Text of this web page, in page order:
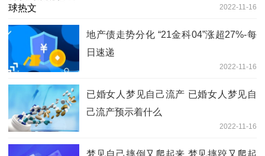
2022-11-16
地产债走势分化 “21金科04”涨超27%-每
日速递
2022-11-16
已婚女人梦见自己流产 已婚女人梦见自
己流产预示着什么
2022-11-16
梦见自己摔倒又爬起来 梦见摔跤又爬起